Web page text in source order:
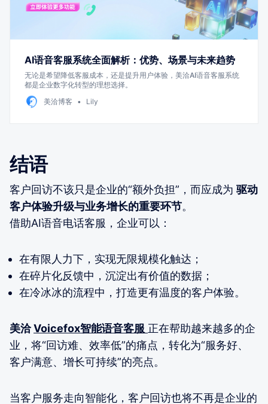
AI语音客服系统全面解析：优势、场景与未来趋势
无论是希望降低客服成本，还是提升用户体验，美洽AI语音客服系统
都是企业数字化转型的理想选择。
美洽博客
Lily
结语
客户回访不该只是企业的“额外负担”，而应成为 驱动
客户体验升级与业务增长的重要环节。
借助AI语音电话客服，企业可以：
在有限人力下，实现无限规模化触达；
在碎片化反馈中，沉淀出有价值的数据；
在冷冰冰的流程中，打造更有温度的客户体验。
美洽Voicefox智能语音客服 正在帮助越来越多的企
业，将“回访难、效率低”的痛点，转化为“服务好、
客户满意、增长可持续”的亮点。
当客户服务走向智能化，客户回访也将不再是企业的